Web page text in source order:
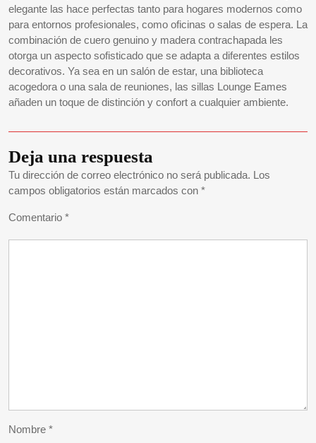
elegante las hace perfectas tanto para hogares modernos como
para entornos profesionales, como oficinas o salas de espera. La
combinación de cuero genuino y madera contrachapada les
otorga un aspecto sofisticado que se adapta a diferentes estilos
decorativos. Ya sea en un salón de estar, una biblioteca
acogedora o una sala de reuniones, las sillas Lounge Eames
añaden un toque de distinción y confort a cualquier ambiente.
Deja una respuesta
Tu dirección de correo electrónico no será publicada. Los
campos obligatorios están marcados con *
Comentario *
Nombre *